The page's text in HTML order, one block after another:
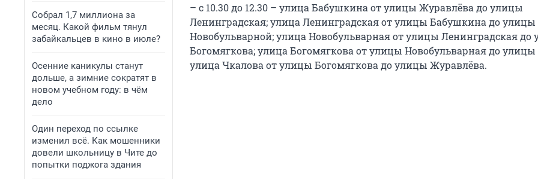
Собрал 1,7 миллиона за
месяц. Какой фильм тянул
забайкальцев в кино в июле?
Осенние каникулы станут
дольше, а зимние сократят в
новом учебном году: в чём
дело
Один переход по ссылке
изменил всё. Как мошенники
довели школьницу в Чите до
попытки поджога здания
– с 10.30 до 12.30 – улица Бабушкина от улицы Журавлёва до улицы
Ленинградская; улица Ленинградская от улицы Бабушкина до улицы
Новобульварной; улица Новобульварная от улицы Ленинградская до
Богомягкова; улица Богомягкова от улицы Новобульварная до улицы
улица Чкалова от улицы Богомягкова до улицы Журавлёва.